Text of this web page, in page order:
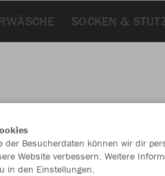
SOCKEN &
der Besucherdaten können wir dir
Website verbessern. Weitere
in den Einstellungen.